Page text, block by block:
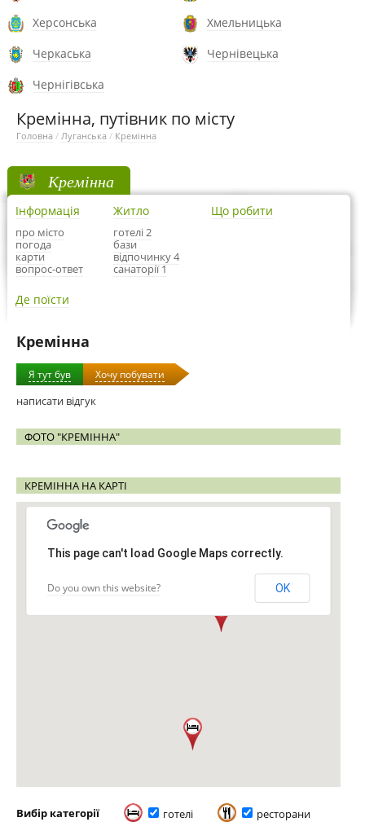
Херсонська
Хмельницька
Черкаська
Чернівецька
Чернігівська
Кремінна, путівник по місту
Головна / Луганська / Кремінна
Кремінна
Інформація
про місто
погода
карти
вопрос-ответ
Житло
готелі 2
бази
відпочинку 4
санаторії 1
Що робити
Де поїсти
Кремінна
Я тут був Хочу побувати
написати відгук
ФОТО "КРЕМІННА"
КРЕМІННА НА КАРТІ
This page can't load Google Maps correctly.
Do you own this website? OK
Вибір категорії готелі ресторани